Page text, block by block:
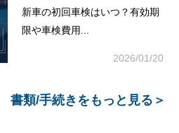
新車の初回車検はいつ？有効期
限や車検費用...
2026/01/20
書類/手続き をもっと見る＞